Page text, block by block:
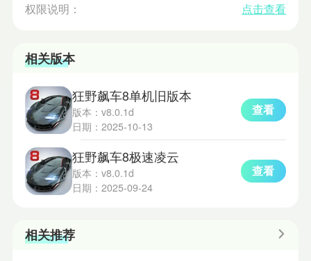
权限说明： 点击查看
相关版本
狂野飙车8单机旧版本
版本：v8.0.1d
日期：2025-10-13
查看
狂野飙车8极速凌云
版本：v8.0.1d
日期：2025-09-24
查看
相关推荐